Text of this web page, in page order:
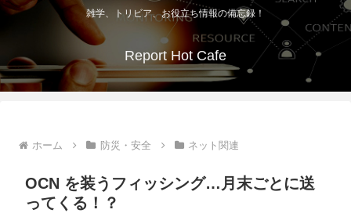
雑学、トリビア、お役立ち情報の備忘録！
Report Hot Cafe
ホーム 防災・安全 ネット関連
OCN を装うフィッシング…月末ごとに送
ってくる！？